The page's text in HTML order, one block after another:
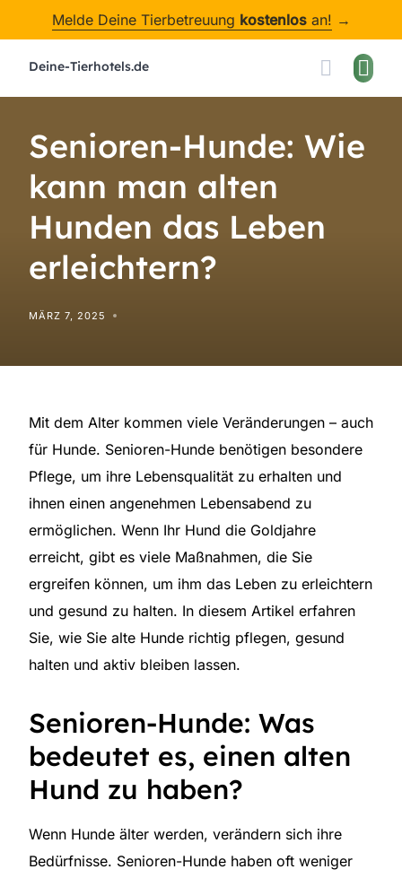
Melde Deine Tierbetreuung kostenlosan! →
Deine-Tierhotels.de
Senioren-Hunde: Wie
kann man alten
Hunden das Leben
erleichtern?
MÄRZ 7, 2025
Mit dem Alter kommen viele Veränderungen – auch
für Hunde. Senioren-Hunde benötigen besondere
Pflege, um ihre Lebensqualität zu erhalten und
ihnen einen angenehmen Lebensabend zu
ermöglichen. Wenn Ihr Hund die Goldjahre
erreicht, gibt es viele Maßnahmen, die Sie
ergreifen können, um ihm das Leben zu erleichtern
und gesund zu halten. In diesem Artikel erfahren
Sie, wie Sie alte Hunde richtig pflegen, gesund
halten und aktiv bleiben lassen.
Senioren-Hunde: Was
bedeutet es, einen alten
Hund zu haben?
Wenn Hunde älter werden, verändern sich ihre
Bedürfnisse. Senioren-Hunde haben oft weniger